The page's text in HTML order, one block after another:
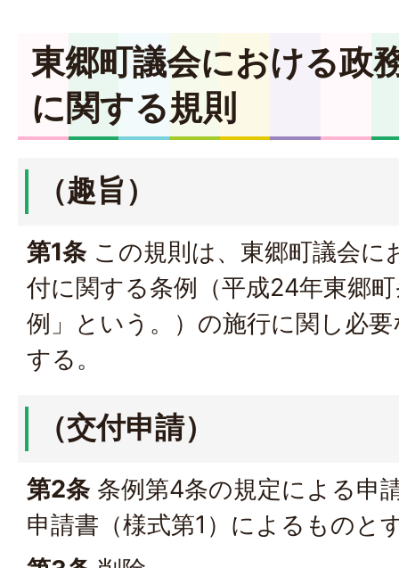
東郷町議会における政
に関する規則
（趣旨）
第1条この規則は、東郷町議会に
付に関する条例（平成24年東郷
例」という。）の施行に関し必
する。
（交付申請）
第2条条例第4条の規定による申
申請書（様式第1）によるものと